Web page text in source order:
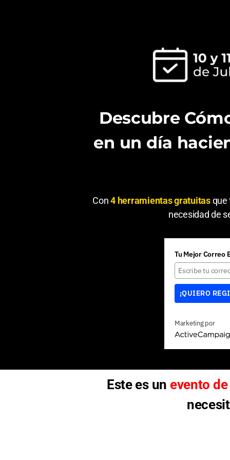
Descubre
en un día
Con 4 herramientas gratuitasque
necesidad de
Tu Mejor Correo
¡QUIERO
Marketing por
A
e
Este es un evento